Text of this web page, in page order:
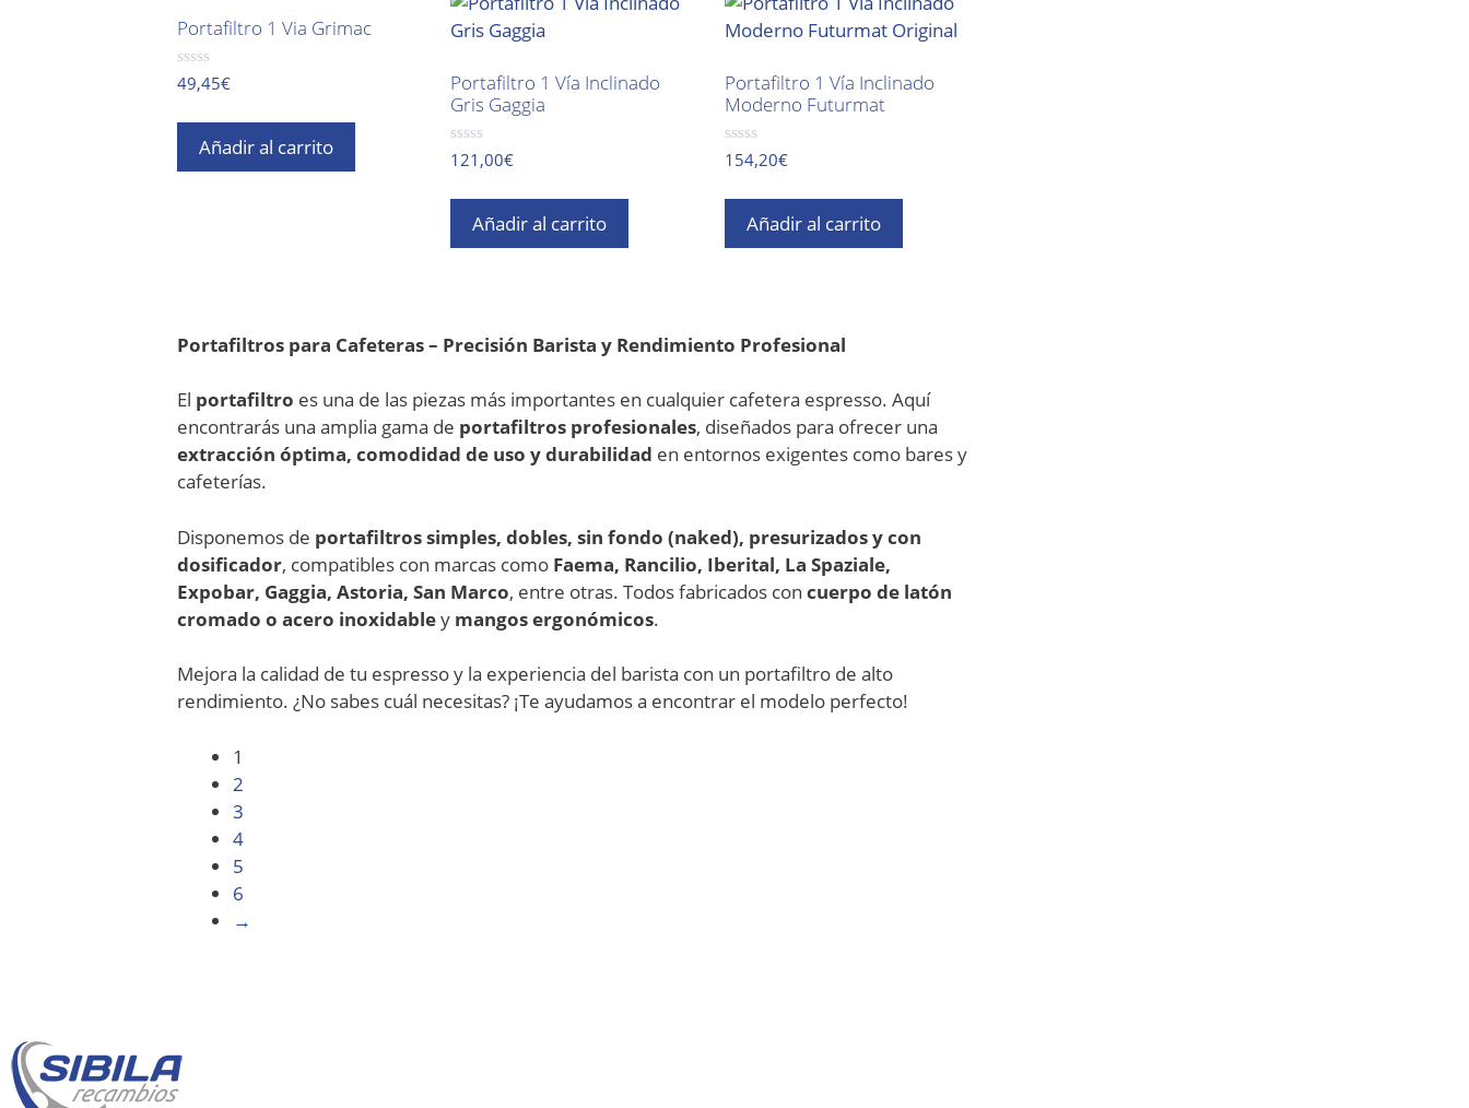
Portafiltro 1 Via Grimac
0
d
5
49,45€
Añadir al carrito
Portafiltro 1 Vía Inclinado
Gris Gaggia
0
d
5
121,00€
Añadir al carrito
Portafiltro 1 Vía Inclinado
Moderno Futurmat
0
d
5
154,20€
Añadir al carrito
Portafiltros para Cafeteras – Precisión Barista y Rendimiento Profesional
El portafiltro es una de las piezas más importantes en cualquier cafetera espresso. Aquí
encontrarás una amplia gama de portafiltros profesionales, diseñados para ofrecer una
extracción óptima, comodidad de uso y durabilidad en entornos exigentes como bares y
cafeterías.
Disponemos de portafiltros simples, dobles, sin fondo (naked), presurizados y con
dosificador, compatibles con marcas como Faema, Rancilio, Iberital, La Spaziale,
Expobar, Gaggia, Astoria, San Marco, entre otras. Todos fabricados con cuerpo de latón
cromado o acero inoxidabley mangos ergonómicos.
Mejora la calidad de tu espresso y la experiencia del barista con un portafiltro de alto
rendimiento. ¿No sabes cuál necesitas? ¡Te ayudamos a encontrar el modelo perfecto!
1
2
3
4
5
6
→